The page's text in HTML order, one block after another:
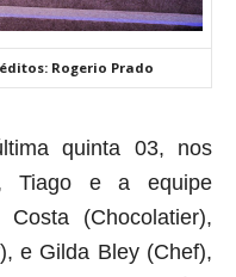
Rogerio Prado
quinta 03, nos
Tiago e a equipe
(Chocolatier),
e Gilda Bley (Chef),